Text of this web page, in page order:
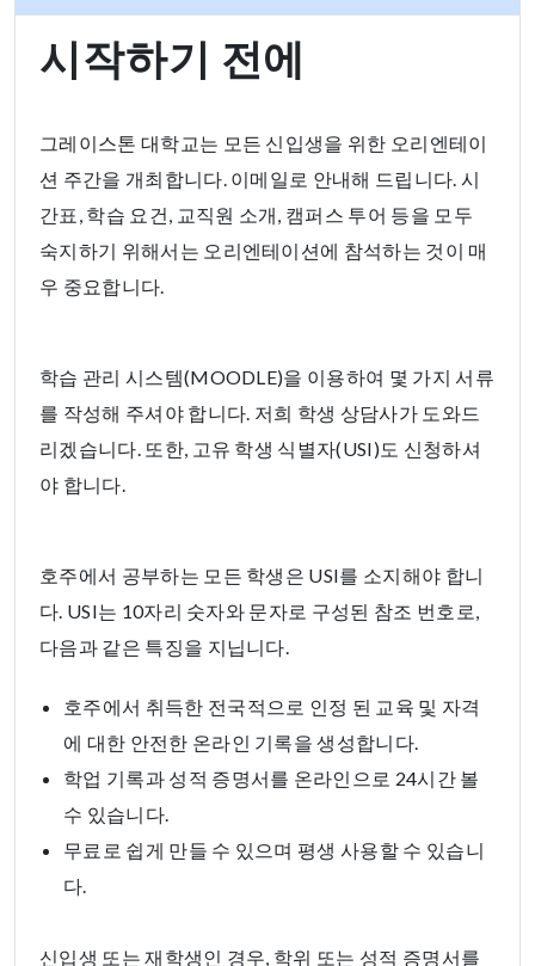
시작하기 전에
그레이스톤 대학교는 모든 신입생을 위한 오리엔테이
션 주간을 개최합니다. 이메일로 안내해 드립니다. 시
간표, 학습 요건, 교직원 소개, 캠퍼스 투어 등을 모두
숙지하기 위해서는 오리엔테이션에 참석하는 것이 매
우 중요합니다.
학습 관리 시스템(MOODLE)을 이용하여 몇 가지 서류
를 작성해 주셔야 합니다. 저희 학생 상담사가 도와드
리겠습니다. 또한, 고유 학생 식별자(USI)도 신청하셔
야 합니다.
호주에서 공부하는 모든 학생은 USI를 소지해야 합니
다. USI는 10자리 숫자와 문자로 구성된 참조 번호로,
다음과 같은 특징을 지닙니다.
호주에서 취득한 전국적으로 인정 된 교육 및 자격
에 대한 안전한 온라인 기록을 생성합니다.
학업 기록과 성적 증명서를 온라인으로 24시간 볼
수 있습니다.
무료로 쉽게 만들 수 있으며 평생 사용할 수 있습니
다.
신입생 또는 재학생인 경우, 학위 또는 성적 증명서를